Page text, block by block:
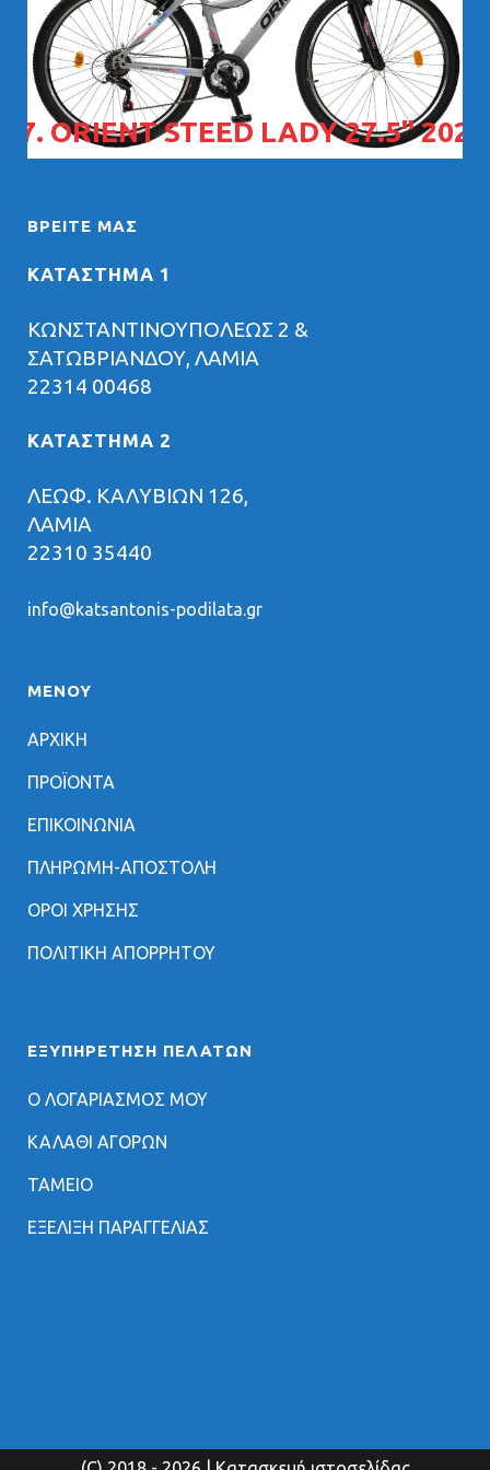
07. ORIENT STEED LADY 27.5" 2026
ΒΡΕΊΤΕ ΜΑΣ
ΚΑΤΑΣΤΗΜΑ 1
ΚΩΝΣΤΑΝΤΙΝΟΥΠΟΛΕΩΣ 2 &
ΣΑΤΩΒΡΙΑΝΔΟΥ, ΛΑΜΙΑ
22314 00468
ΚΑΤΑΣΤΗΜΑ 2
ΛΕΩΦ. ΚΑΛΥΒΙΩΝ 126,
ΛΑΜΙΑ
22310 35440
info@katsantonis-podilata.gr
ΜΕΝΟΥ
ΑΡΧΙΚΗ
ΠΡΟΪΟΝΤΑ
ΕΠΙΚΟΙΝΩΝΙΑ
ΠΛΗΡΩΜΗ-ΑΠΟΣΤΟΛΗ
ΟΡΟΙ ΧΡΗΣΗΣ
ΠΟΛΙΤΙΚΗ ΑΠΟΡΡΗΤΟΥ
ΕΞΥΠΗΡΈΤΗΣΗ ΠΕΛΑΤΏΝ
Ο ΛΟΓΑΡΙΑΣΜΟΣ ΜΟΥ
ΚΑΛΑΘΙ ΑΓΟΡΩΝ
ΤΑΜΕΙΟ
ΕΞΕΛΙΞΗ ΠΑΡΑΓΓΕΛΙΑΣ